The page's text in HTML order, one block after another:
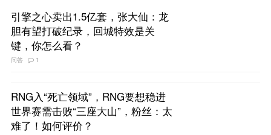
引擎之心卖出1.5亿套，张大仙：龙
胆有望打破纪录，回城特效是关
键，你怎么看？
问答 1
RNG入“死亡领域”，RNG要想稳进
世界赛需击败“三座大山”，粉丝：太
难了！如何评价？